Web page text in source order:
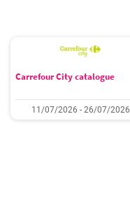
Carrefour City catalogue
11/07/2026 - 26/07/2026